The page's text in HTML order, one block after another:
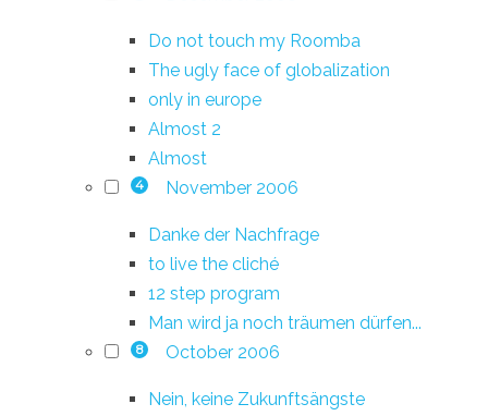
Do not touch my Roomba
The ugly face of globalization
only in europe
Almost 2
Almost
4 November 2006
Danke der Nachfrage
to live the cliché
12 step program
Man wird ja noch träumen dürfen...
8 October 2006
Nein, keine Zukunftsängste